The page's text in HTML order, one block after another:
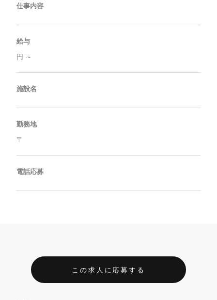
仕事内容
給与
円 ～
施設名
勤務地
〒
電話応募
この求人に応募する